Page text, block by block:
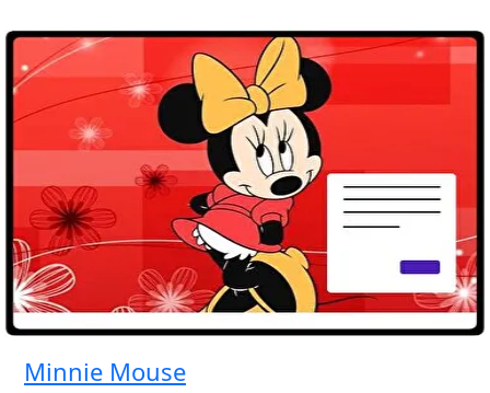
Minnie Mouse